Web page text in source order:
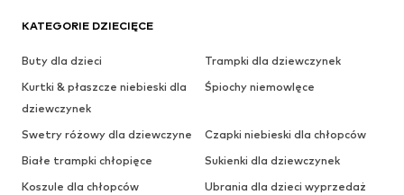
KATEGORIE DZIECIĘCE
Buty dla dzieci
Trampki dla dziewczynek
Kurtki & płaszcze niebieski dla
dziewczynek
Śpiochy niemowlęce
Swetry różowy dla dziewczyne
Czapki niebieski dla chłopców
Białe trampki chłopięce
Sukienki dla dziewczynek
Koszule dla chłopców
Ubrania dla dzieci wyprzedaż